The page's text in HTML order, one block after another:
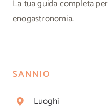
La tua guida completa
enogastronomia.
SANNIO
Luoghi